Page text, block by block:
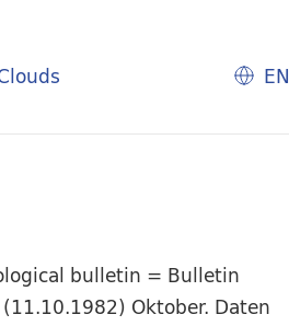
EN
bulletin = Bulletin
Oktober. Daten